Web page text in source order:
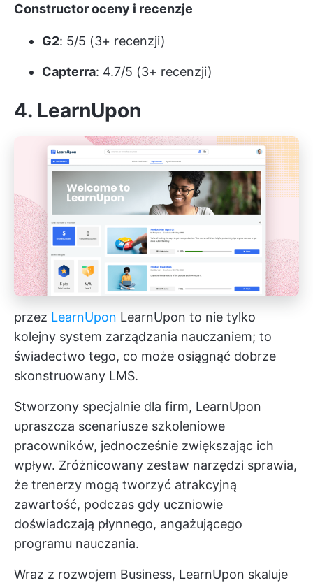
Constructor oceny i recenzje
G2: 5/5 (3+ recenzji)
Capterra: 4.7/5 (3+ recenzji)
4. LearnUpon
przez LearnUpon LearnUpon to nie tylko
kolejny system zarządzania nauczaniem; to
świadectwo tego, co może osiągnąć dobrze
skonstruowany LMS.
Stworzony specjalnie dla firm, LearnUpon
upraszcza scenariusze szkoleniowe
pracowników, jednocześnie zwiększając ich
wpływ. Zróżnicowany zestaw narzędzi sprawia,
że trenerzy mogą tworzyć atrakcyjną
zawartość, podczas gdy uczniowie
doświadczają płynnego, angażującego
programu nauczania.
Wraz z rozwojem Business, LearnUpon skaluje